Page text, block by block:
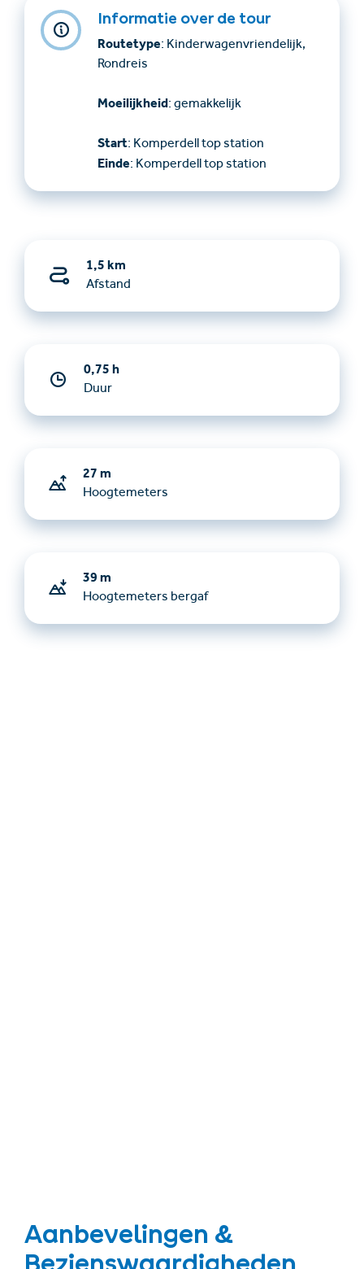
Informatie over de tour
Routetype: Kinderwagenvriendelijk,
Rondreis
Moeilijkheid: gemakkelijk
Start: Komperdell top station
Einde: Komperdell top station
1,5 km
Afstand
0,75 h
Duur
27 m
Hoogtemeters
39 m
Hoogtemeters bergaf
Aanbevelingen &
Bezienswaardigheden